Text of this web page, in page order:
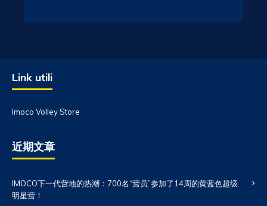
Link utili
Imoco Volley Store
近期文章
IMOCO下一代营地的热潮：700名“营员”参加了14周的黄蓝色超级
明星营！